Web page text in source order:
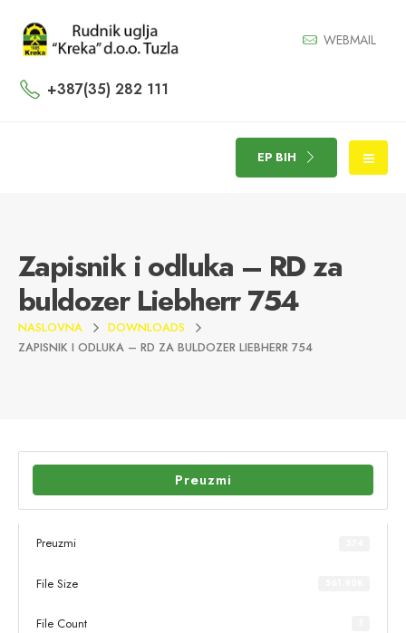
WEBMAIL
+387(35) 282 111
EP BIH
Zapisnik i odluka – RD za
buldozer Liebherr 754
NASLOVNA
DOWNLOADS
ZAPISNIK I ODLUKA – RD ZA BULDOZER LIEBHERR 754
Preuzmi
Preuzmi
File Size
File Count